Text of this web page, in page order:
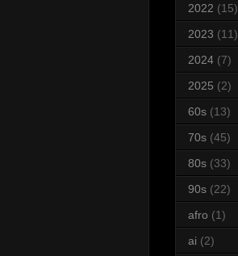
2022 (15)
2023 (11)
2024 (7)
2025 (2)
60s (13)
70s (45)
80s (33)
90s (22)
afro (1)
ai (2)